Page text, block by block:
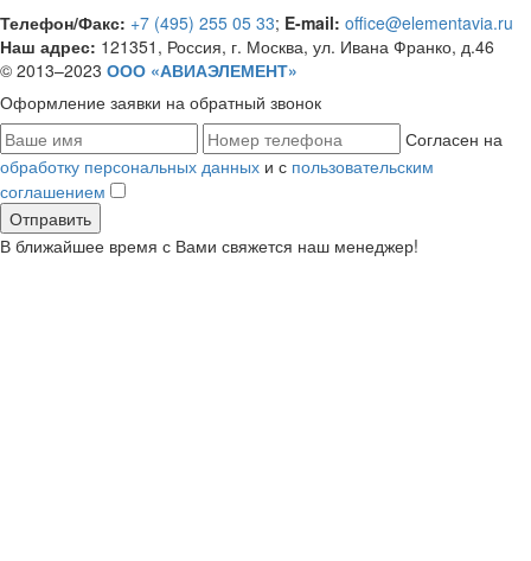
Телефон/Факс: +7 (495) 255 05 33; E-mail: office@elementavia.ru
Наш адрес: 121351, Россия, г. Москва, ул. Ивана Франко, д.46
© 2013–2023 ООО «АВИАЭЛЕМЕНТ»
Оформление заявки на обратный звонок
Согласен на
обработку персональных данных и с пользовательским
соглашением
В ближайшее время с Вами свяжется наш менеджер!